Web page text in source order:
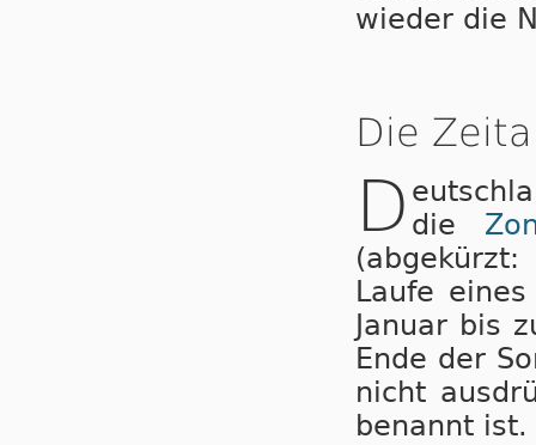
wieder die
Die
D die
Laufe
Januar bis
Ende der
nicht
benannt ist.